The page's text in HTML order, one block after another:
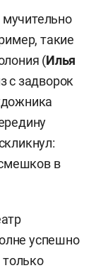
такие
(Илья
с задворок
в
успешно